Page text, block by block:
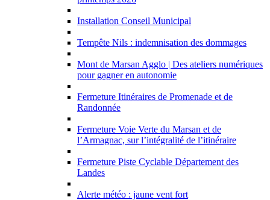
Installation Conseil Municipal
Tempête Nils : indemnisation des dommages
Mont de Marsan Agglo | Des ateliers numériques
pour gagner en autonomie
Fermeture Itinéraires de Promenade et de
Randonnée
Fermeture Voie Verte du Marsan et de
l’Armagnac, sur l’intégralité de l’itinéraire
Fermeture Piste Cyclable Département des
Landes
Alerte météo : jaune vent fort